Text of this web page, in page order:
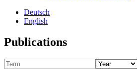
Deutsch
English
Publications